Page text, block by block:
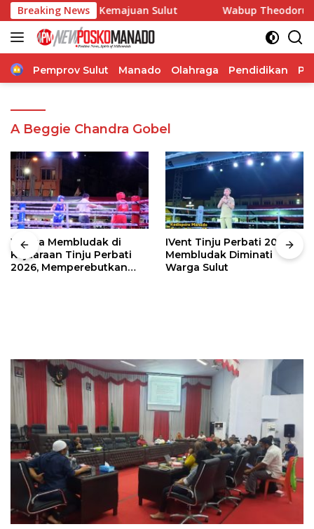
Langsung
ke
konten
Breaking News
Dorong Kemajuan Sulut Wabup Theodorus
Home
Pemprov Sulut Manado Olahraga Pendidikan
A Beggie Chandra Gobel
Warga Membludak di
Kejuaraan Tinju Perbati
2026, Memperebutkan
IVent Tinju Perbati 2026
Membludak Diminati
Warga Sulut